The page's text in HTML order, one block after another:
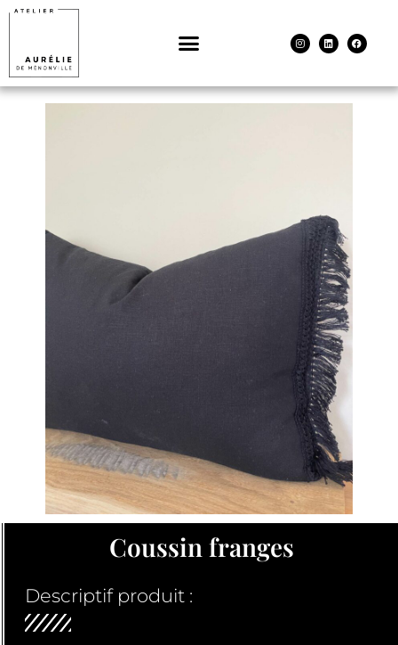
Coussin franges
Descriptif produit :